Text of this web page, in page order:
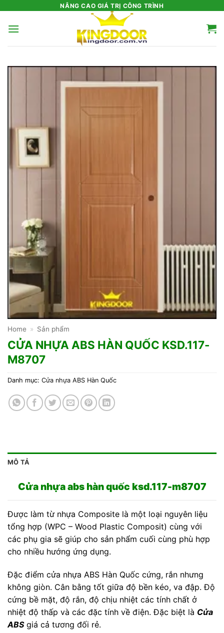
nội
NÂNG CAO GIÁ TRỊ CÔNG TRÌNH
Home » Sản phẩm
CỬA NHỰA ABS HÀN QUỐC KSD.117-
M8707
Danh mục: Cửa nhựa ABS Hàn Quốc
MÔ TẢ
Cửa nhựa abs hàn quốc ksd.117-m8707
Được làm từ nhựa Composite là một loại nguyên liệu
tổng hợp (WPC – Wood Plastic Composit) cùng với
các phụ gia sẽ giúp cho sản phẩm cuối cùng phù hợp
cho nhiều hướng ứng dụng.
Đặc điểm cửa nhựa ABS Hàn Quốc cứng, rắn nhưng
không giòn. Cân bằng tốt giữa độ bền kéo, va đập. Độ
cứng bề mặt, độ rắn, độ chịu nhiệt các tính chất ở
nhiệt độ thấp và các đặc tính về điện. Đặc biệt là Cửa
ABSgiá cả tương đối rẻ.